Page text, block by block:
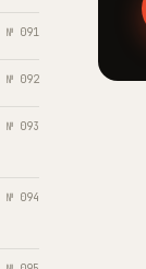
№ 091
№ 092
№ 093
№ 094